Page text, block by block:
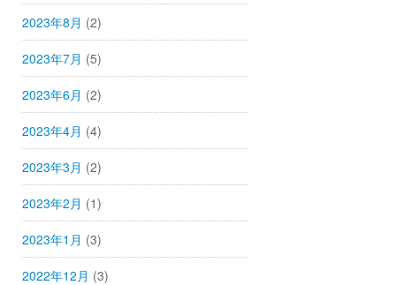
2023年8月 (2)
2023年7月 (5)
2023年6月 (2)
2023年4月 (4)
2023年3月 (2)
2023年2月 (1)
2023年1月 (3)
2022年12月 (3)